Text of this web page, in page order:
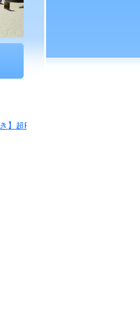
美容クリニック presents RIZIN.38